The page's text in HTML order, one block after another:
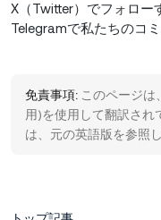
X（Twitter）でフォロー
Telegramで私たちのコ
免責事項: このページは
用)を使用して翻訳され
は、元の英語版を参照